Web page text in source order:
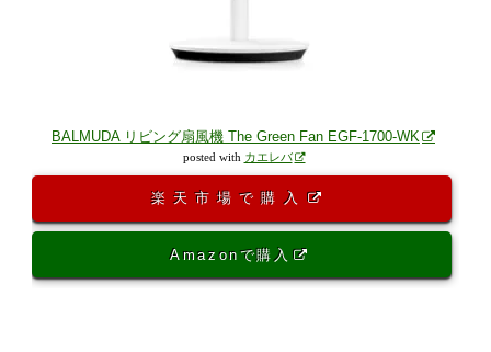
BALMUDA リビング扇風機 The Green Fan EGF-1700-WK
posted with カエレバ
楽天市場で購入
Amazonで購入